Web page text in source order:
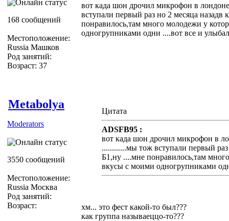
168 сообщений
Местоположение:
Russia Машков
Род занятий:
Возраст: 37
вот када шон дрочил микрофон в
вступали первый раз но 2 месяца назадв
понравилось,там много молодежи у
одногрупниками одни ....вот все и
Metabolya
Moderators
3550 сообщений
Местоположение:
Russia Москва
Род занятий:
Возраст:
Цитата
ADSFB95 :
вот када шон дрочил микрофон в
............мы тож вступали первый
Б1,ну ....мне понравилось,там
вкусы с моими одногрупниками
хм... это фест какой-то был???
как группа называеццо-то???